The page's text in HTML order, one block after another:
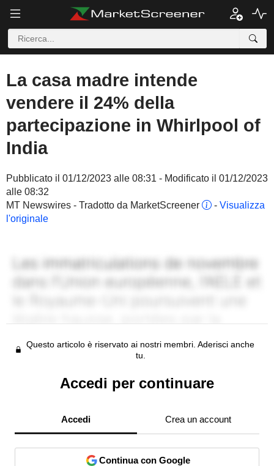
La casa madre intende
vendere il 24% della
partecipazione in Whirlpool of
India
Pubblicato il 01/12/2023 alle 08:31 - Modificato il 01/12/2023
alle 08:32
MT Newswires - Tradotto da MarketScreener
- Visualizza
l'originale
Questo articolo è riservato ai nostri membri. Aderisci anche
tu.
Accedi per continuare
Accedi Crea un account
Continua con Google